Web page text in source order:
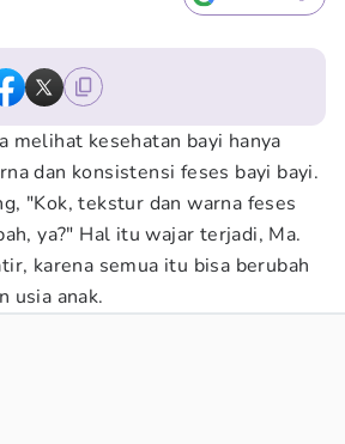
melihat kesehatan bayi hanya
dan konsistensi feses bayi bayi.
"Kok, tekstur dan warna feses
ya?" Hal itu wajar terjadi, Ma.
karena semua itu bisa berubah
usia anak.